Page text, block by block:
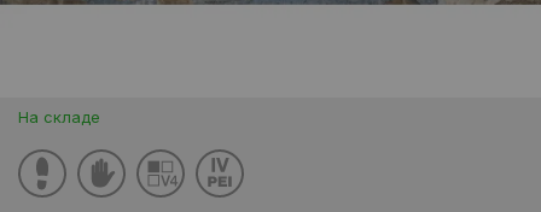
На складе